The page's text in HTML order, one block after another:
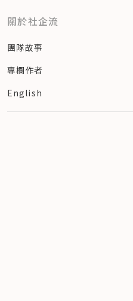
關於社企流
團隊故事
專欄作者
English